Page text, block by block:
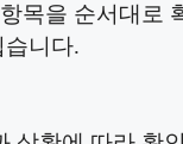
목을 순서대로
니다.